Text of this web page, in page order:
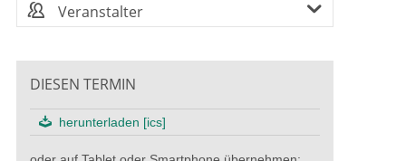
Veranstalter
DIESEN TERMIN
herunterladen [ics]